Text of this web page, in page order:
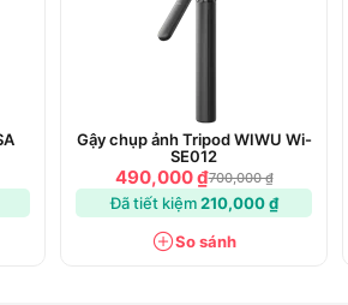
Gậy chụp ảnh Tripod WIWU Wi-
SE012
490,000 ₫700,000 ₫
Đã tiết kiệm210,000 ₫
So sánh